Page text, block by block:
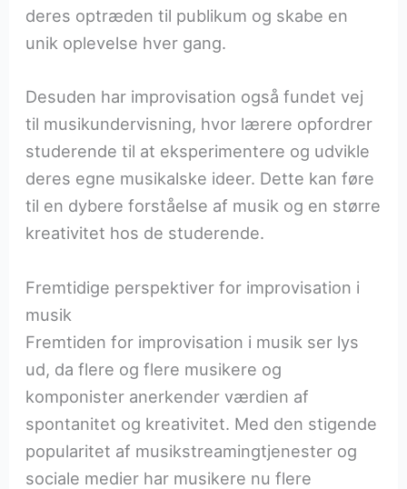
deres optræden til publikum og skabe en
unik oplevelse hver gang.
Desuden har improvisation også fundet vej
til musikundervisning, hvor lærere opfordrer
studerende til at eksperimentere og udvikle
deres egne musikalske ideer. Dette kan føre
til en dybere forståelse af musik og en større
kreativitet hos de studerende.
Fremtidige perspektiver for improvisation i
musik
Fremtiden for improvisation i musik ser lys
ud, da flere og flere musikere og
komponister anerkender værdien af
spontanitet og kreativitet. Med den stigende
popularitet af musikstreamingtjenester og
sociale medier har musikere nu flere